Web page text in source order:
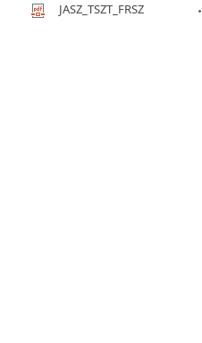
JASZ_TSZT_FRSZ